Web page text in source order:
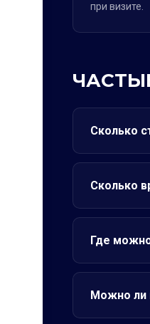
при визите.
Сколько
Сколько
Где
Можно ли